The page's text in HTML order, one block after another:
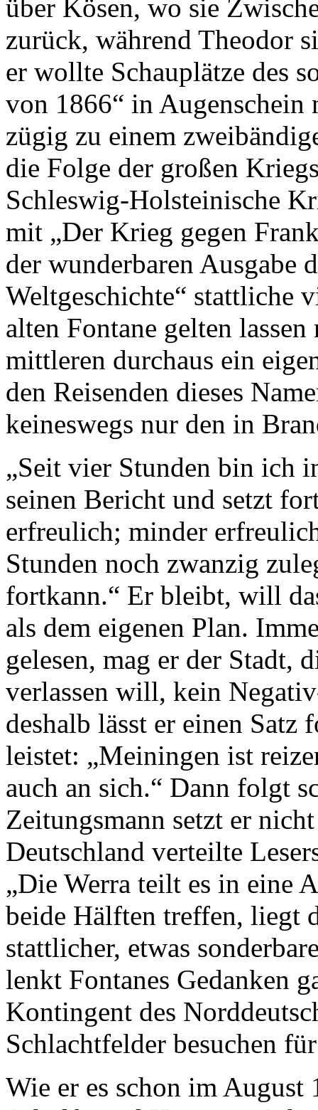
über Kösen, wo sie
zurück, während Theodor
er wollte Schauplätze des
von 1866“ in Augenschein
zügig zu einem
die Folge der großen
Schleswig-Holsteinische
mit „Der Krieg gegen
der wunderbaren Ausgabe
Weltgeschichte“ stattliche
alten Fontane gelten
mittleren durchaus ein
den Reisenden dieses
keineswegs nur den in
„Seit vier Stunden bin ich
seinen Bericht und setzt
erfreulich; minder
Stunden noch zwanzig
fortkann.“ Er bleibt, will
als dem eigenen Plan.
gelesen, mag er der Stadt,
verlassen will, kein
deshalb lässt er einen
leistet: „Meiningen ist
auch an sich.“ Dann folgt
Zeitungsmann setzt er
Deutschland verteilte
„Die Werra teilt es in eine
beide Hälften treffen, liegt
stattlicher, etwas
lenkt Fontanes Gedanken
Kontingent des
Schlachtfelder besuchen
Wie er es schon im August